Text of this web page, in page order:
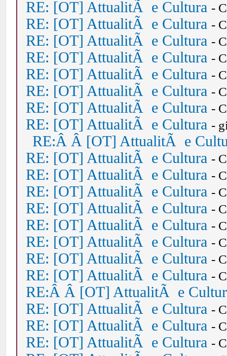
RE: [OT] AttualitÃ e Cultura -
RE: [OT] AttualitÃ e Cultura -
RE: [OT] AttualitÃ e Cultura -
RE: [OT] AttualitÃ e Cultura -
RE: [OT] AttualitÃ e Cultura -
RE: [OT] AttualitÃ e Cultura -
RE: [OT] AttualitÃ e Cultura -
RE: [OT] AttualitÃ e Cultura -
RE:Â Â [OT] AttualitÃ e
RE: [OT] AttualitÃ e Cultura -
RE: [OT] AttualitÃ e Cultura -
RE: [OT] AttualitÃ e Cultura -
RE: [OT] AttualitÃ e Cultura -
RE: [OT] AttualitÃ e Cultura -
RE: [OT] AttualitÃ e Cultura -
RE: [OT] AttualitÃ e Cultura -
RE: [OT] AttualitÃ e Cultura -
RE:Â Â [OT] AttualitÃ e
RE: [OT] AttualitÃ e Cultura -
RE: [OT] AttualitÃ e Cultura -
RE: [OT] AttualitÃ e Cultura -